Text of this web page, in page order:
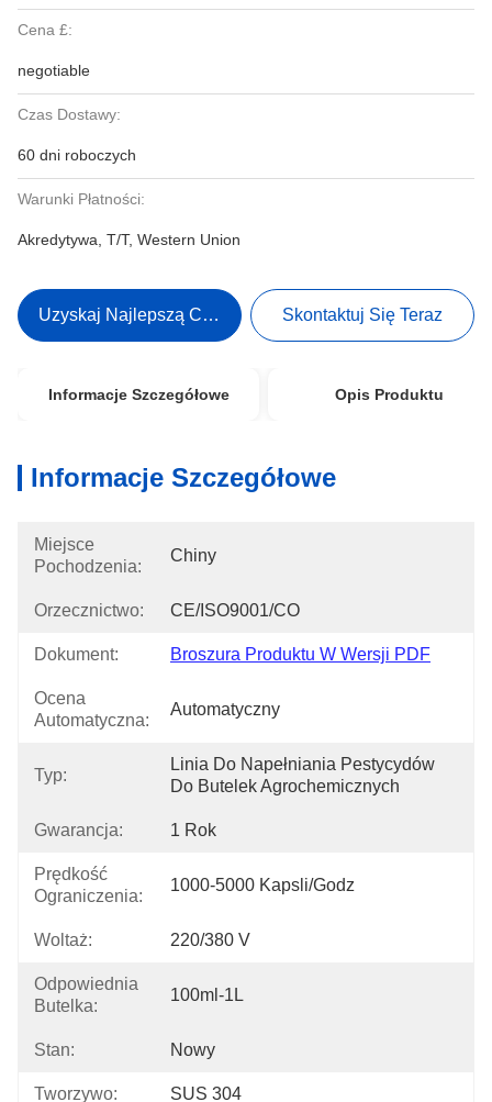
Cena £:
negotiable
Czas Dostawy:
60 dni roboczych
Warunki Płatności:
Akredytywa, T/T, Western Union
Uzyskaj Najlepszą Cenę Skontaktuj Się Teraz
Informacje Szczegółowe Opis Produktu
Informacje Szczegółowe
Miejsce
Pochodzenia:
Chiny
Orzecznictwo: CE/ISO9001/CO
Dokument: Broszura Produktu W Wersji PDF
Ocena
Automatyczna:
Automatyczny
Typ:
Linia Do Napełniania Pestycydów
Do Butelek Agrochemicznych
Gwarancja: 1 Rok
Prędkość
Ograniczenia:
1000-5000 Kapsli/godz
Woltaż: 220/380 V
Odpowiednia
Butelka:
100ml-1L
Stan: Nowy
Tworzywo: SUS 304